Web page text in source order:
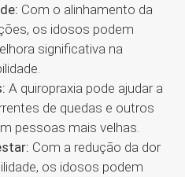
Com o alinhamento da
os idosos podem
significativa na
A quiropraxia pode ajudar a
de quedas e outros
pessoas mais velhas.
Com a redução da dor
os idosos podem